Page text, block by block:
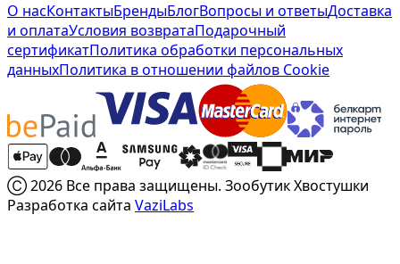
О насКонтактыБрендыБлогВопросы и ответыДоставка
и оплатаУсловия возвратаПодарочный
сертификатПолитика обработки персональных
данныхПолитика в отношении файлов Cookie
Ⓒ 2026 Все права защищены. Зообутик Хвостушки
Разработка сайта VaziLabs